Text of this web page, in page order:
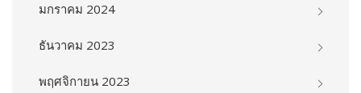
มกราคม 2024
ธันวาคม 2023
พฤศจิกายน 2023